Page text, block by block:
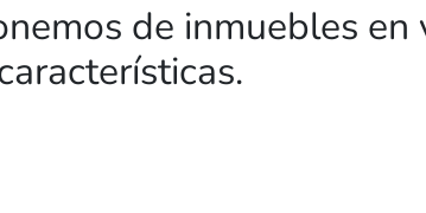
de inmuebles en